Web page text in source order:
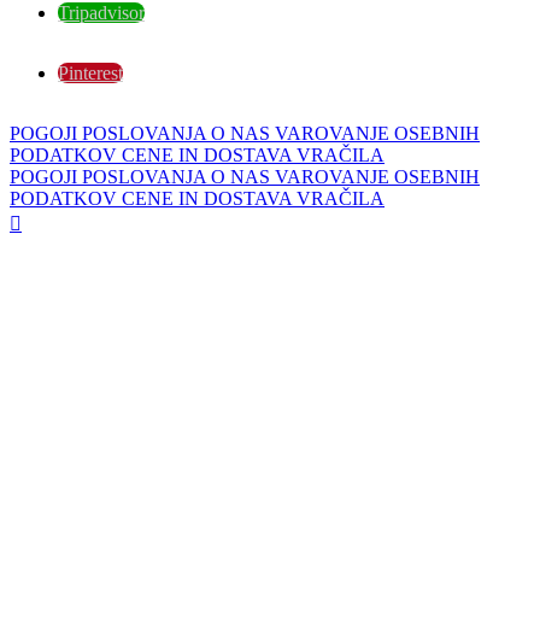
Tripadvisor
Pinterest
POGOJI POSLOVANJA O NAS VAROVANJE OSEBNIH
PODATKOV CENE IN DOSTAVA VRAČILA
POGOJI POSLOVANJA O NAS VAROVANJE OSEBNIH
PODATKOV CENE IN DOSTAVA VRAČILA
